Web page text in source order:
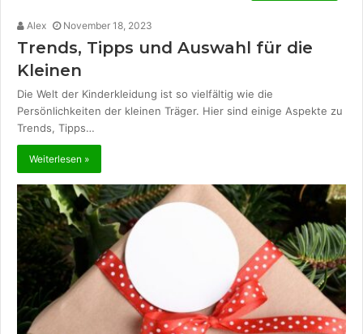
Alex November 18, 2023
Trends, Tipps und Auswahl für die
Kleinen
Die Welt der Kinderkleidung ist so vielfältig wie die
Persönlichkeiten der kleinen Träger. Hier sind einige Aspekte zu
Trends, Tipps…
Weiterlesen »